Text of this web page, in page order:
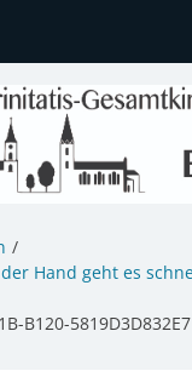
Brieselang
Veranstaltungen,
unserem Kindergarten
Hand geht es
B120-5819D3D832E7